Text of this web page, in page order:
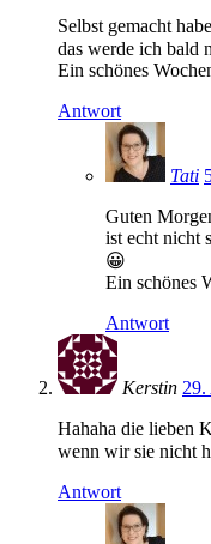
Selbst gemacht
das werde ich bald
Ein schönes
Antwort
Tati
Guten
ist echt nicht
😀
Ein schönes
Antwort
Kerstin
Hahaha die lieben
wenn wir sie nicht
Antwort